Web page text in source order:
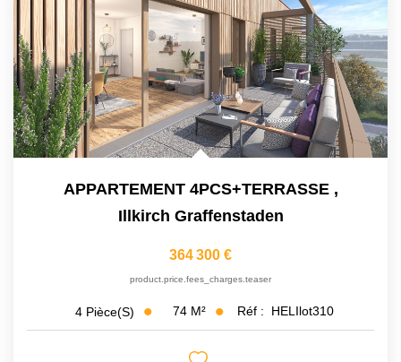
APPARTEMENT 4PCS+TERRASSE ,
Illkirch Graffenstaden
364 300 €
product.price.fees_charges.teaser
4 Pièce(s) 74 M² Réf : HELIlot310